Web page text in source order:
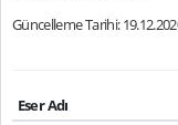
Güncelleme Tarihi:
Eser Adı